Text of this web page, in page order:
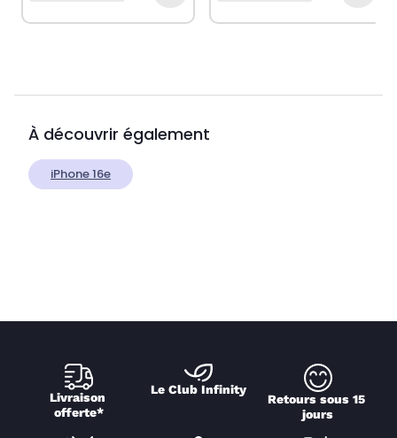
À découvrir également
iPhone 16e
Livraison
offerte*
Le Club Infinity
Retours sous 15
jours